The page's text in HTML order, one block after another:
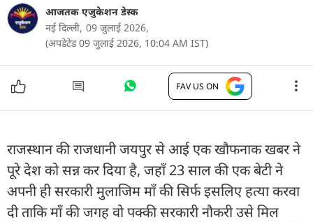
आजतक एजुकेशन डेस्क
नई दिल्ली, 09 जुलाई 2026,
(अपडेटेड 09 जुलाई 2026, 10:04 AM IST)
FAV US ON
राजस्थान की राजधानी जयपुर से आई एक खौफनाक खबर ने
पूरे देश को सन्न कर दिया है, जहाँ 23 साल की एक बेटी ने
अपनी ही सरकारी मुलाजिम माँ की सिर्फ इसलिए हत्या करवा
दी ताकि माँ की जगह वो पक्की सरकारी नौकरी उसे मिल